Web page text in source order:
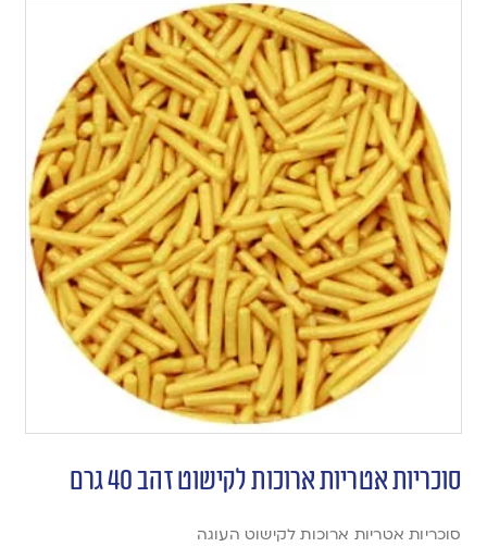
סוכריות אטריות ארוכות לקישוט זהב 40 גרם
סוכריות אטריות ארוכות לקישוט העוגה